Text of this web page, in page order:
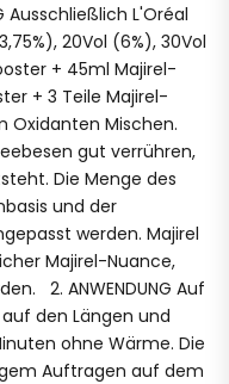
Ausschließlich L'Oréal
20Vol (6%), 30Vol
+ 45ml Majirel-
+ 3 Teile Majirel-
Oxidanten Mischen.
gut verrühren,
Die Menge des
und der
werden. Majirel
Majirel-Nuance,
2. ANWENDUNG Auf
den Längen und
ohne Wärme. Die
Auftragen auf dem